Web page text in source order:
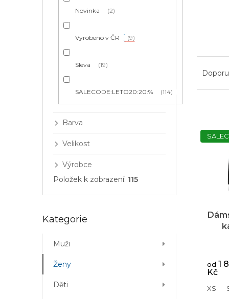
Novinka 2
Vyrobeno v ČR 9
Sleva 19
SALECODE:LETO20:20:% 114
Barva
Velikost
Výrobce
Položek k zobrazení: 115
Přeskočit
Kategorie
Muži
Ženy
Děti
pp
je
z
od 1
Kč
XS